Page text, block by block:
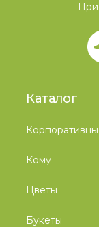
Каталог
Кому
Цветы
Букеты